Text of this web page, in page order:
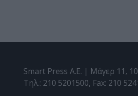
Smart Press A.E. | Μάγερ 11,
Τηλ.: 210 5201500, Fax: 210